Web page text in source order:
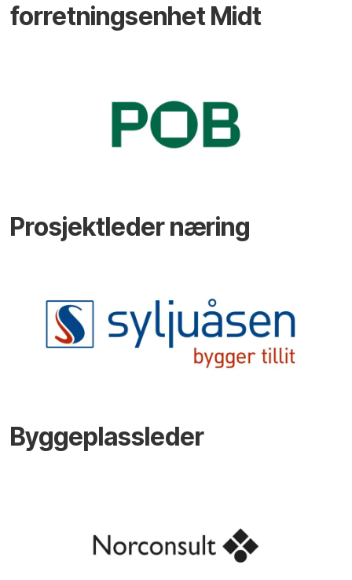
forretningsenhet Midt
Prosjektleder næring
Byggeplassleder